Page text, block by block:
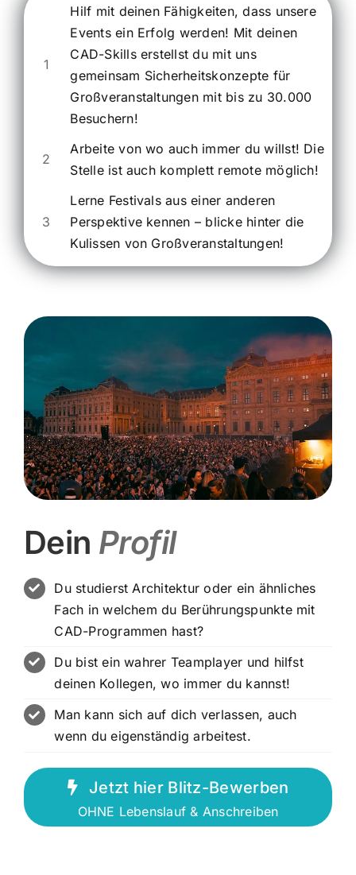
1
Hilf mit deinen Fähigkeiten, dass unsere
Events ein Erfolg werden! Mit deinen
CAD-Skills erstellst du mit uns
gemeinsam Sicherheitskonzepte für
Großveranstaltungen mit bis zu 30.000
Besuchern!
2
Arbeite von wo auch immer du willst! Die
Stelle ist auch komplett remote möglich!
3
Lerne Festivals aus einer anderen
Perspektive kennen – blicke hinter die
Kulissen von Großveranstaltungen!
Dein Profil
Du studierst Architektur oder ein ähnliches
Fach in welchem du Berührungspunkte mit
CAD-Programmen hast?
Du bist ein wahrer Teamplayer und hilfst
deinen Kollegen, wo immer du kannst!
Man kann sich auf dich verlassen, auch
wenn du eigenständig arbeitest.
Jetzt hier Blitz-Bewerben
OHNE Lebenslauf & Anschreiben